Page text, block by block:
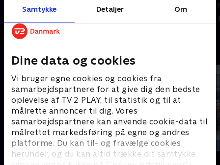
Samtykke Detaljer Om
Dine data og cookies
Vi bruger egne cookies og cookies fra
samarbejdspartnere for at give dig den bedste
oplevelse af TV 2 PLAY, til statistik og til at
målrette annoncer til dig. Vores
samarbejdspartnere kan anvende cookie-data til
målrettet markedsføring på egne og andres
platforme. Du kan til- og fravælge cookies
herunder, og du kan altid trække dit samtykke
række vilde eventyr.
1. maj 2023 • 11 min
Zorro the Chronicles Musen Tip